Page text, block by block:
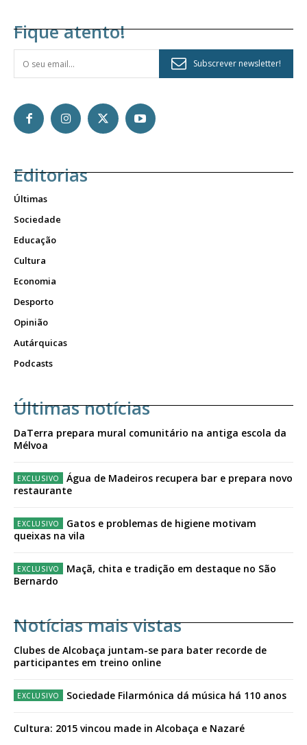
Fique atento!
Subscrever newsletter!
Editorias
Últimas
Sociedade
Educação
Cultura
Economia
Desporto
Opinião
Autárquicas
Podcasts
Últimas notícias
DaTerra prepara mural comunitário na antiga escola da
Mélvoa
Água de Madeiros recupera bar e prepara novo
restaurante
Gatos e problemas de higiene motivam
queixas na vila
Maçã, chita e tradição em destaque no São
Bernardo
Notícias mais vistas
Clubes de Alcobaça juntam-se para bater recorde de
participantes em treino online
Sociedade Filarmónica dá música há 110 anos
Cultura: 2015 vincou made in Alcobaça e Nazaré